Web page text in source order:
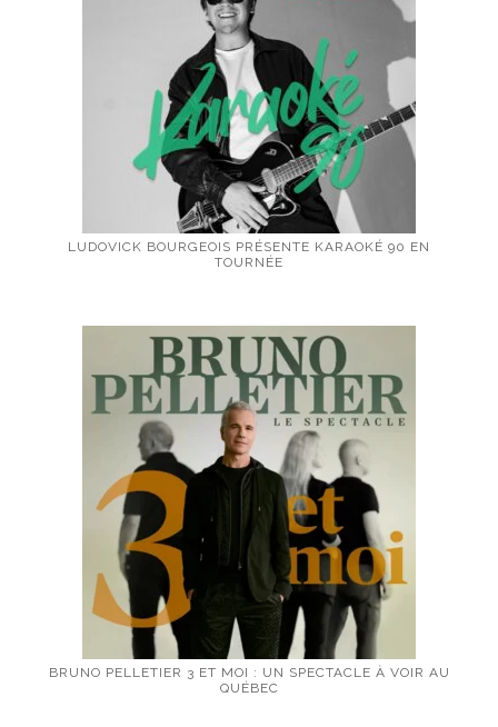
LUDOVICK BOURGEOIS PRÉSENTE KARAOKÉ 90 EN
TOURNÉE
BRUNO PELLETIER 3 ET MOI : UN SPECTACLE À VOIR AU
QUÉBEC